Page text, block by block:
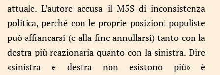
attuale. L’autore accusa il M5S di inconsistenza
politica, perché con le proprie posizioni populiste
può affiancarsi (e alla fine annullarsi) tanto con la
destra più reazionaria quanto con la sinistra. Dire
«sinistra e destra non esistono più» è